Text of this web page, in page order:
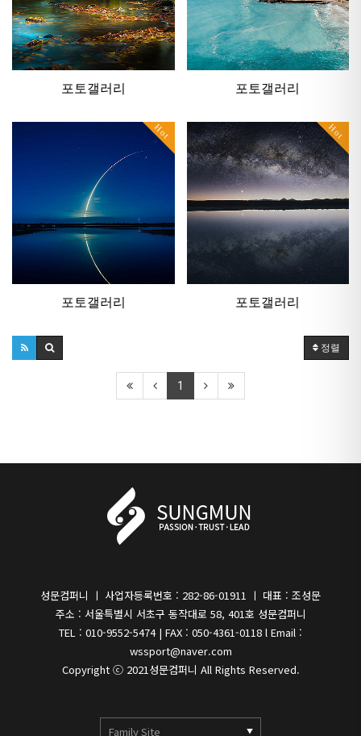
포토갤러리 포토갤러리
Hot
포토갤러리
Hot
포토갤러리
정렬
1
성문컴퍼니 ㅣ 사업자등록번호 : 282-86-01911 ㅣ 대표 : 조성문
주소 : 서울특별시 서초구 동작대로 58, 401호 성문컴퍼니
TEL : 010-9552-5474 | FAX : 050-4361-0118 l Email :
wssport@naver.com
Copyright ⓒ 2021 성문컴퍼니 All Rights Reserved.